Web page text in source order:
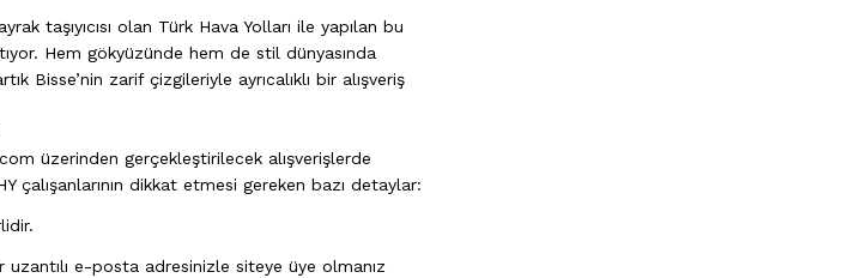
taşıyıcısı olan Türk Hava Yolları ile yapılan bu
Hem gökyüzünde hem de stil dünyasında
Bisse’nin zarif çizgileriyle ayrıcalıklı bir alışveriş
üzerinden gerçekleştirilecek alışverişlerde
dikkat etmesi gereken bazı detaylar:
e-posta adresinizle siteye üye olmanız